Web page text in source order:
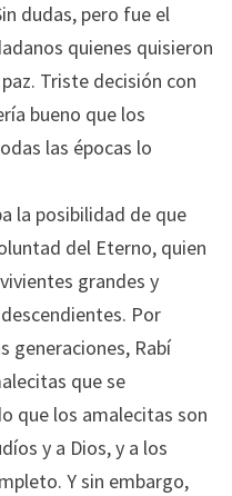
dudas, pero fue el
quienes quisieron
Triste decisión con
bueno que los
las épocas lo
la posibilidad de que
del Eterno, quien
grandes y
Por
generaciones, Rabí
que se
que los amalecitas son
y a Dios, y a los
Y sin embargo,